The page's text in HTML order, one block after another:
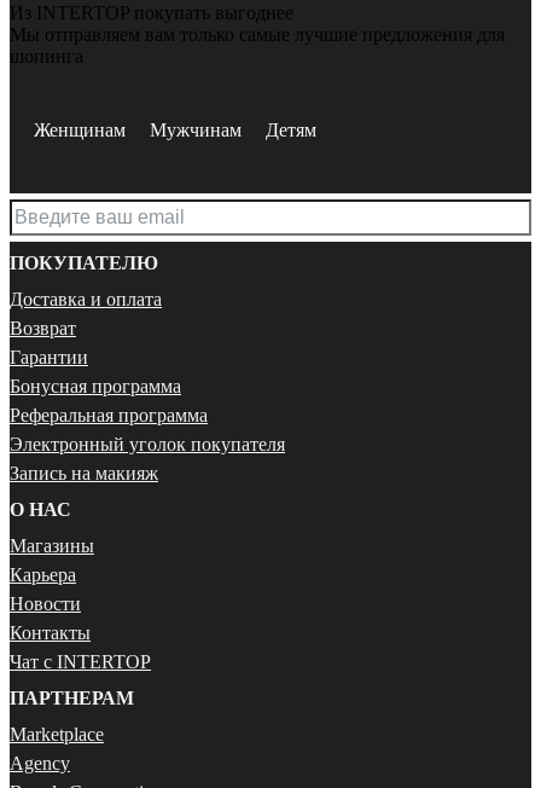
Из INTERTOP покупать выгоднее
Мы отправляем вам только самые лучшие предложения для
шопинга
Женщинам Мужчинам Детям
ПОКУПАТЕЛЮ
Доставка и оплата
Возврат
Гарантии
Бонусная программа
Реферальная программа
Электронный уголок покупателя
Запись на макияж
О НАС
Магазины
Карьера
Новости
Контакты
Чат с INTERTOP
ПАРТНЕРАМ
Marketplace
Agency